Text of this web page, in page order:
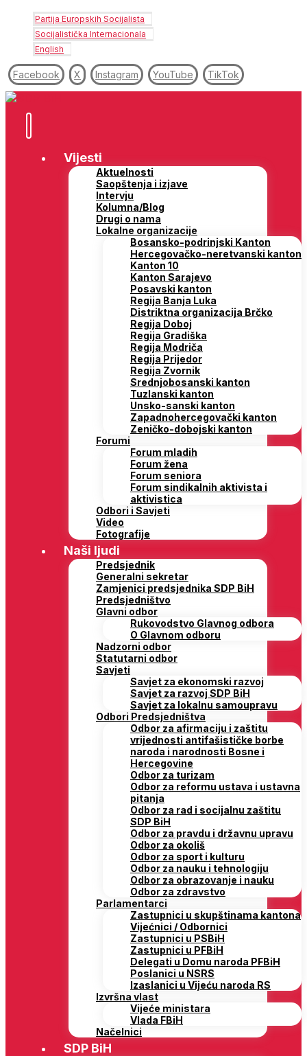
Partija Europskih Socijalista
Socijalistička Internacionala
English
Facebook X Instagram YouTube TikTok
Vijesti
Aktuelnosti
Saopštenja i izjave
Intervju
Kolumna/Blog
Drugi o nama
Lokalne organizacije
Bosansko-podrinjski Kanton
Hercegovačko-neretvanski kanton
Kanton 10
Kanton Sarajevo
Posavski kanton
Regija Banja Luka
Distriktna organizacija Brčko
Regija Doboj
Regija Gradiška
Regija Modriča
Regija Prijedor
Regija Zvornik
Srednjobosanski kanton
Tuzlanski kanton
Unsko-sanski kanton
Zapadnohercegovački kanton
Zeničko-dobojski kanton
Forumi
Forum mladih
Forum žena
Forum seniora
Forum sindikalnih aktivista i
aktivistica
Odbori i Savjeti
Video
Fotografije
Naši ljudi
Predsjednik
Generalni sekretar
Zamjenici predsjednika SDP BiH
Predsjedništvo
Glavni odbor
Rukovodstvo Glavnog odbora
O Glavnom odboru
Nadzorni odbor
Statutarni odbor
Savjeti
Savjet za ekonomski razvoj
Savjet za razvoj SDP BiH
Savjet za lokalnu samoupravu
Odbori Predsjedništva
Odbor za afirmaciju i zaštitu
vrijednosti antifašističke borbe
naroda i narodnosti Bosne i
Hercegovine
Odbor za turizam
Odbor za reformu ustava i ustavna
pitanja
Odbor za rad i socijalnu zaštitu
SDP BiH
Odbor za pravdu i državnu upravu
Odbor za okoliš
Odbor za sport i kulturu
Odbor za nauku i tehnologiju
Odbor za obrazovanje i nauku
Odbor za zdravstvo
Parlamentarci
Zastupnici u skupštinama kantona
Vijećnici / Odbornici
Zastupnici u PSBiH
Zastupnici u PFBiH
Delegati u Domu naroda PFBiH
Poslanici u NSRS
Izaslanici u Vijeću naroda RS
Izvršna vlast
Vijeće ministara
Vlada FBiH
Načelnici
SDP BiH